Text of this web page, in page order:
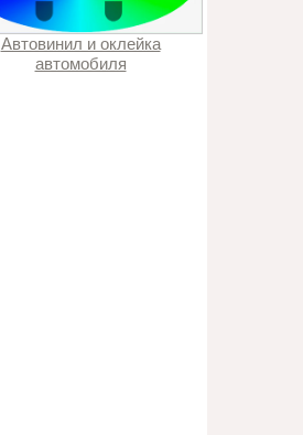
Автовинил и оклейка
автомобиля